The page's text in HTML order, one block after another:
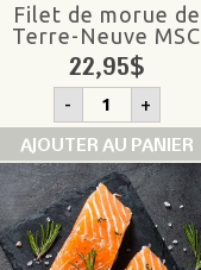
Filet de morue de
Terre-Neuve MSC
22,95$
- quantité
de
Filet
de
morue
de
Terre-
Neuve
MSC
+
AJOUTER AU PANIER